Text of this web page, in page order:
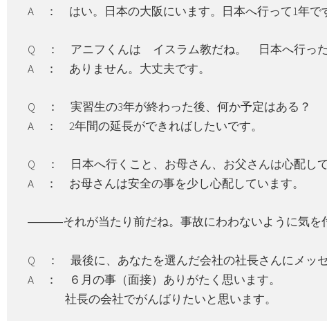
A ： はい。日本の大阪にいます。日本へ行って1年で
Q ： アニフくんは イスラム教だね。 日本へ行った
A ： ありません。大丈夫です。
Q ： 実習生の3年が終わった後、何か予定はある？
A ： 2年間の延長ができればしたいです。
Q ： 日本へ行くこと、お母さん、お父さんは心配し
A ： お母さんは安全の事を少し心配しています。
―――それが当たり前だね。事故にわわないように気を
Q ： 最後に、あなたを選んだ会社の社長さんにメッセ
A ： ６月の事（面接）ありがたく思います。
社長の会社でがんばりたいと思います。